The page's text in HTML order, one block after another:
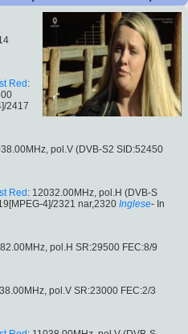
Red :
2417
pol.V (DVB-S2 SID:52450
Red : 12032.00MHz, pol.H (DVB-S
4]/2321 nar,2320 Inglese- In
pol.H SR:29500 FEC:8/9
pol.V SR:23000 FEC:2/3